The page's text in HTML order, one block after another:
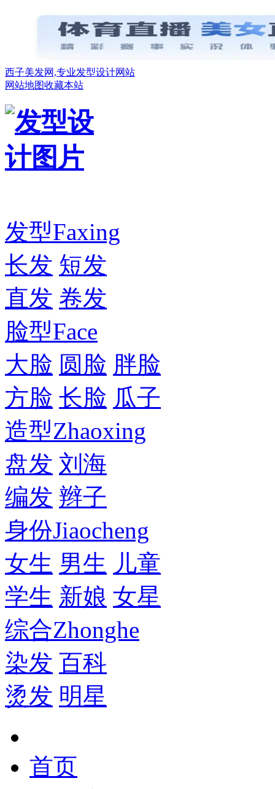
西子美发网,专业发型设计网站
网站地图收藏本站
发型Faxing
长发 短发
直发 卷发
脸型Face
大脸 圆脸 胖脸
方脸 长脸 瓜子
造型Zhaoxing
盘发 刘海
编发 辫子
身份Jiaocheng
女生 男生 儿童
学生 新娘 女星
综合Zhonghe
染发 百科
烫发 明星
首页